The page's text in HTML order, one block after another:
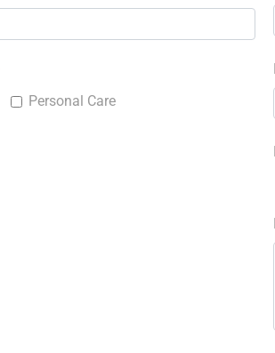
Personal Care